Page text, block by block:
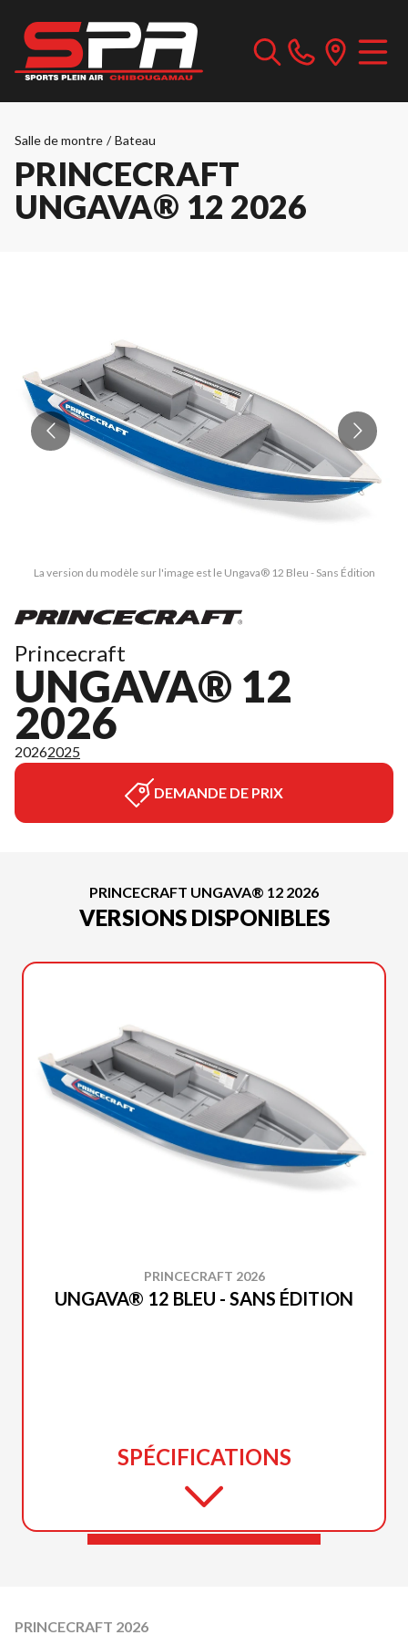
Salle de montre / Bateau
PRINCECRAFT
UNGAVA® 12 2026
La version du modèle sur l'image est le Ungava® 12 Bleu - Sans Édition
Princecraft
UNGAVA® 12
2026
20262025
DEMANDE DE PRIX
PRINCECRAFT UNGAVA® 12 2026
VERSIONS DISPONIBLES
PRINCECRAFT 2026
UNGAVA® 12 BLEU - SANS ÉDITION
SPÉCIFICATIONS
PRINCECRAFT 2026